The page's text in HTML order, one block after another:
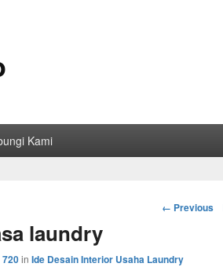
Kami
Image
← Previous
laundry
720in Ide Desain Interior Usaha Laundry